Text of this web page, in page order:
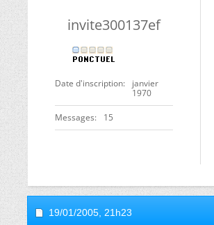
invite300137ef
Date d'inscription
janvier
1970
Messages 15
19/01/2005, 21h23